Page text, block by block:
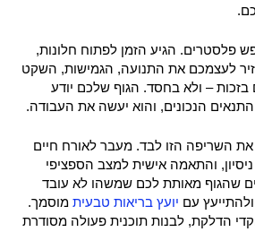
פלסטרים. הגיע הזמן לפתוח חלונות,
לעצמכם את התנועה, הגמישות, השקט
בזכות – ולא בחסד. הגוף שלכם יודע
הנכונים, והוא יעשה את העבודה.
השריפה הזו לבד. מעבר לאורח חיים
והתאמה אישית למצב הספציפי
שהגוף מאותת לכם שמשהו לא עובד
עם יועץ בריאות טבעית מוסמך.
הדלקת, לבנות תוכנית פעולה מסודרת